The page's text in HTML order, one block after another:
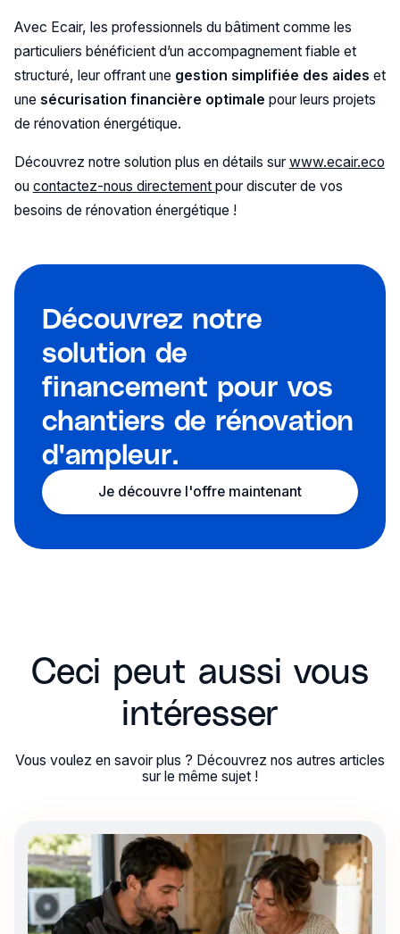
Avec Ecair, les professionnels du bâtiment comme les
particuliers bénéficient d’un accompagnement fiable et
structuré, leur offrant une gestion simplifiée des aides et
une sécurisation financière optimale pour leurs projets
de rénovation énergétique.
Découvrez notre solution plus en détails sur www.ecair.eco
ou contactez-nous directement pour discuter de vos
besoins de rénovation énergétique !
Découvrez notre
solution de
financement pour vos
chantiers de rénovation
d'ampleur.
Je découvre l'offre maintenant
Ceci peut aussi vous
intéresser
Vous voulez en savoir plus ? Découvrez nos autres articles
sur le même sujet !